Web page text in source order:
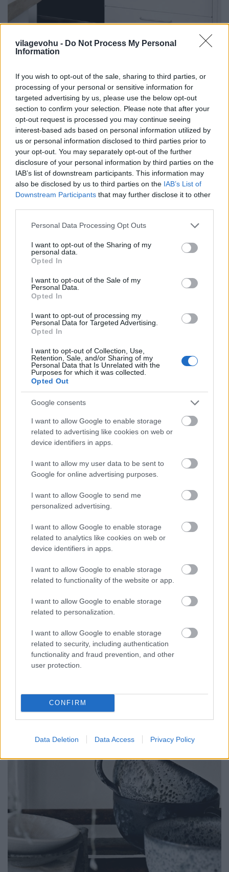
vilagevohu - Do Not Process My Personal
Information
If you wish to opt-out of the sale, sharing to third parties, or
processing of your personal or sensitive information for
targeted advertising by us, please use the below opt-out
section to confirm your selection. Please note that after your
opt-out request is processed you may continue seeing
interest-based ads based on personal information utilized by
us or personal information disclosed to third parties prior to
your opt-out. You may separately opt-out of the further
disclosure of your personal information by third parties on the
IAB’s list of downstream participants. This information may
also be disclosed by us to third parties on the IAB’s List of
Downstream Participants that may further disclose it to other
Please note that this website/app uses one or more Google
not limited to your visit or usage behaviour. You may click to
grant or deny consent to Google and its third-party tags to
use your data for below specified purposes in below Google
consent section.
Personal Data Processing Opt Outs
I want to opt-out of the Sharing of my
personal data.
Opted In
I want to opt-out of the Sale of my
Personal Data.
Opted In
I want to opt-out of processing my
Personal Data for Targeted Advertising.
Opted In
I want to opt-out of Collection, Use,
Retention, Sale, and/or Sharing of my
Personal Data that Is Unrelated with the
Purposes for which it was collected.
Opted Out
Google consents
I want to allow Google to enable storage
related to advertising like cookies on web or
device identifiers in apps.
I want to allow my user data to be sent to
Google for online advertising purposes.
I want to allow Google to send me
personalized advertising.
I want to allow Google to enable storage
related to analytics like cookies on web or
device identifiers in apps.
I want to allow Google to enable storage
related to functionality of the website or app.
I want to allow Google to enable storage
related to personalization.
I want to allow Google to enable storage
related to security, including authentication
functionality and fraud prevention, and other
user protection.
CONFIRM
Data Deletion Data Access Privacy Policy